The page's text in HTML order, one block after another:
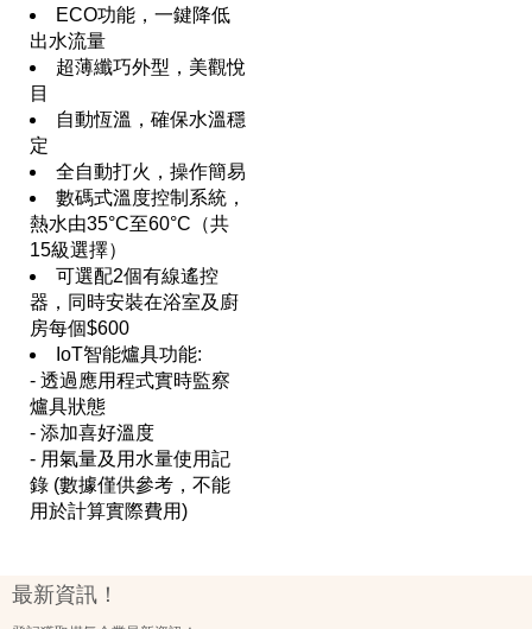
ECO功能，一鍵降低
出水流量
超薄纖巧外型，美觀悅
目
自動恆溫，確保水溫穩
定
全自動打火，操作簡易
數碼式溫度控制系統，
熱水由35°C至60°C（共
15級選擇）
可選配2個有線遙控
器，同時安裝在浴室及廚
房每個$600
IoT智能爐具功能:
- 透過應用程式實時監察
爐具狀態
- 添加喜好溫度
- 用氣量及用水量使用記
錄 (數據僅供參考，不能
用於計算實際費用)
最新資訊！